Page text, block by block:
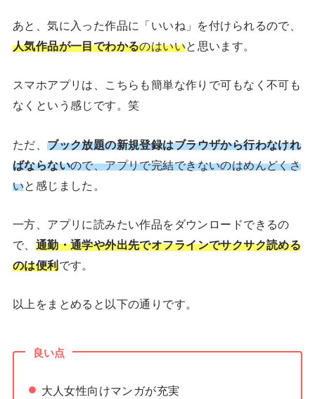
あと、気に入った作品に「いいね」を付けられるので、
人気作品が一目でわかるのはいいと思います。
スマホアプリは、こちらも簡単な作りで可もなく不可も
なくという感じです。笑
ただ、ブック放題の新規登録はブラウザから行わなけれ
ばならないので、アプリで完結できないのはめんどくさ
いと感じました。
一方、アプリに読みたい作品をダウンロードできるの
で、 通勤・通学や外出先でオフラインでサクサク読める
のは便利です。
以上をまとめると以下の通りです。
良い点
大人女性向けマンガが充実